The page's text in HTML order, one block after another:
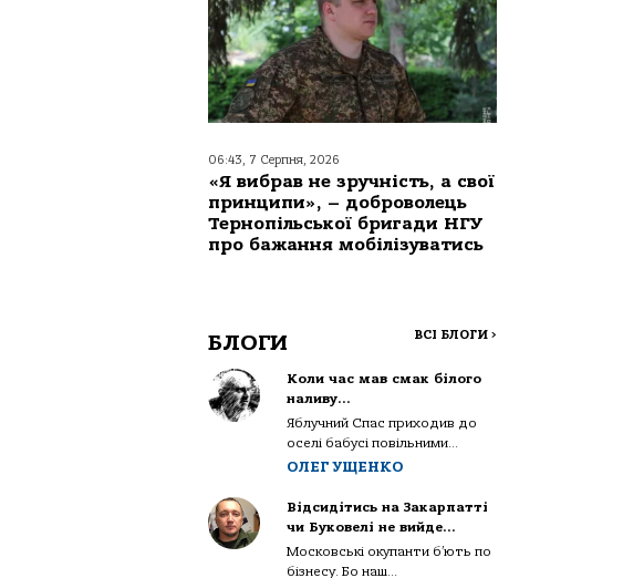
06:43, 7 Серпня, 2026
«Я вибрав не зручність, а свої
принципи», – доброволець
Тернопільської бригади НГУ
про бажання мобілізуватись
БЛОГИ ВСІ БЛОГИ >
Коли час мав смак білого
наливу…
Яблучний Спас приходив до
оселі бабусі повільними...
ОЛЕГ УЩЕНКО
Відсидітись на Закарпатті
чи Буковелі не вийде…
Московські окупанти б’ють по
бізнесу. Бо наш...